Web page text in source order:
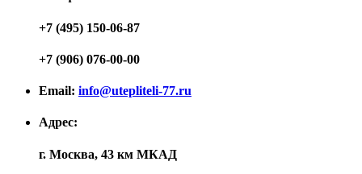
+7 (495) 150-06-87
+7 (906) 076-00-00
Email: info@utepliteli-77.ru
Адрес:
г. Москва, 43 км МКАД